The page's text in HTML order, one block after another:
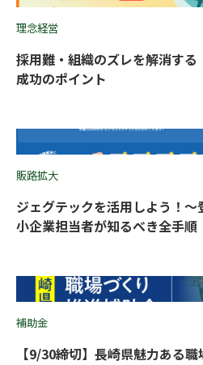
理念経営
採用難・組織のズレを解消す
成功のポイント
販路拡大
ジェグテックを活用しよう！
小企業担当者が知るべき全手順
補助金
【9/30締切】長崎県魅力ある